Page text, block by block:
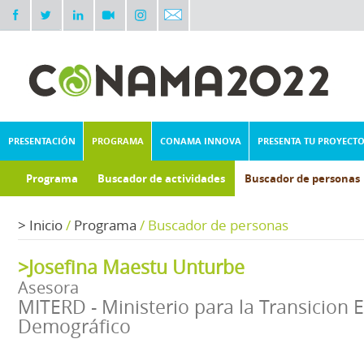
PRESENTACIÓN PROGRAMA CONAMA INNOVA PRESENTA TU PROYECTO
Programa Buscador de actividades Buscador de personas
> Inicio/ Programa / Buscador de personas
>Josefina Maestu Unturbe
Asesora
MITERD - Ministerio para la Transicion
Demográfico